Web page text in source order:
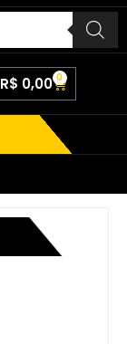
R$ 0,00 0